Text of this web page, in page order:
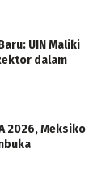
UIN Maliki
dalam
2026, Meksiko